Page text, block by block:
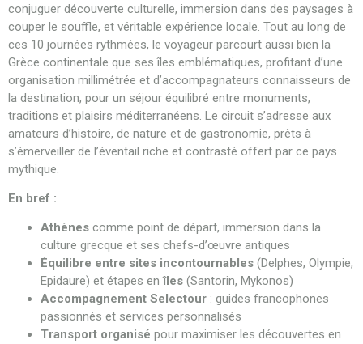
conjuguer découverte culturelle, immersion dans des paysages à
couper le souffle, et véritable expérience locale. Tout au long de
ces 10 journées rythmées, le voyageur parcourt aussi bien la
Grèce continentale que ses îles emblématiques, profitant d’une
organisation millimétrée et d’accompagnateurs connaisseurs de
la destination, pour un séjour équilibré entre monuments,
traditions et plaisirs méditerranéens. Le circuit s’adresse aux
amateurs d’histoire, de nature et de gastronomie, prêts à
s’émerveiller de l’éventail riche et contrasté offert par ce pays
mythique.
En bref :
Athènes comme point de départ, immersion dans la
culture grecque et ses chefs-d’œuvre antiques
Équilibre entre sites incontournables (Delphes, Olympie,
Epidaure) et étapes enîles (Santorin, Mykonos)
Accompagnement Selectour : guides francophones
passionnés et services personnalisés
Transport organisé pour maximiser les découvertes en